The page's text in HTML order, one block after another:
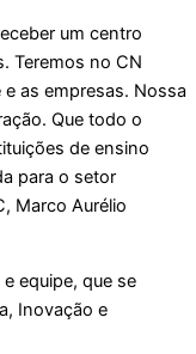
um centro
Teremos no CN
as empresas. Nossa
Que todo o
de ensino
para o setor
Marco Aurélio
equipe, que se
Inovação e